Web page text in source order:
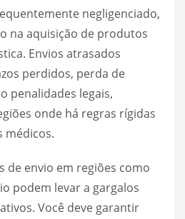
negligenciado,
na aquisição de produtos
Envios atrasados
perdidos, perda de
penalidades legais,
onde há regras rígidas
médicos.
de envio em regiões como
podem levar a gargalos
Você deve garantir